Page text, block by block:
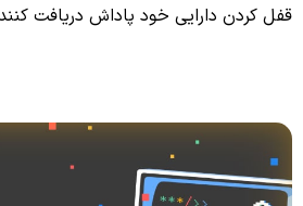
قفل کردن دارایی خود پاداش دریافت